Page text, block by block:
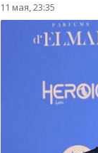
11 мая, 23:35